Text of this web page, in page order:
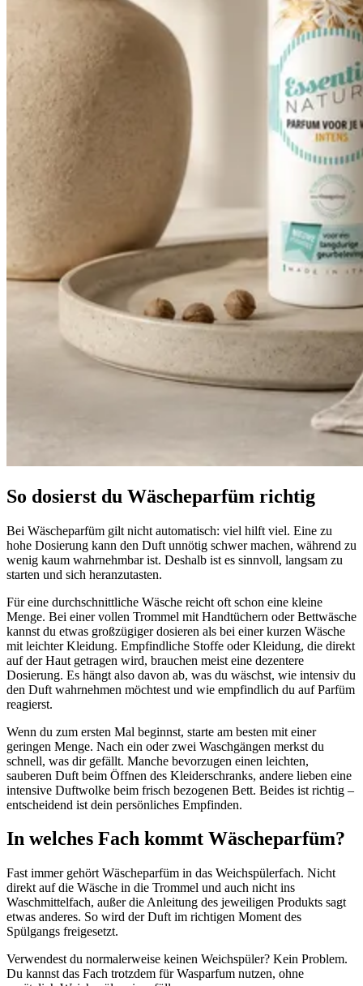
So dosierst du Wäscheparfüm richtig
Bei Wäscheparfüm gilt nicht automatisch: viel hilft viel. Eine zu
hohe Dosierung kann den Duft unnötig schwer machen, während zu
wenig kaum wahrnehmbar ist. Deshalb ist es sinnvoll, langsam zu
starten und sich heranzutasten.
Für eine durchschnittliche Wäsche reicht oft schon eine kleine
Menge. Bei einer vollen Trommel mit Handtüchern oder Bettwäsche
kannst du etwas großzügiger dosieren als bei einer kurzen Wäsche
mit leichter Kleidung. Empfindliche Stoffe oder Kleidung, die direkt
auf der Haut getragen wird, brauchen meist eine dezentere
Dosierung. Es hängt also davon ab, was du wäschst, wie intensiv du
den Duft wahrnehmen möchtest und wie empfindlich du auf Parfüm
reagierst.
Wenn du zum ersten Mal beginnst, starte am besten mit einer
geringen Menge. Nach ein oder zwei Waschgängen merkst du
schnell, was dir gefällt. Manche bevorzugen einen leichten,
sauberen Duft beim Öffnen des Kleiderschranks, andere lieben eine
intensive Duftwolke beim frisch bezogenen Bett. Beides ist richtig –
entscheidend ist dein persönliches Empfinden.
In welches Fach kommt Wäscheparfüm?
Fast immer gehört Wäscheparfüm in das Weichspülerfach. Nicht
direkt auf die Wäsche in die Trommel und auch nicht ins
Waschmittelfach, außer die Anleitung des jeweiligen Produkts sagt
etwas anderes. So wird der Duft im richtigen Moment des
Spülgangs freigesetzt.
Verwendest du normalerweise keinen Weichspüler? Kein Problem.
Du kannst das Fach trotzdem für Wasparfum nutzen, ohne